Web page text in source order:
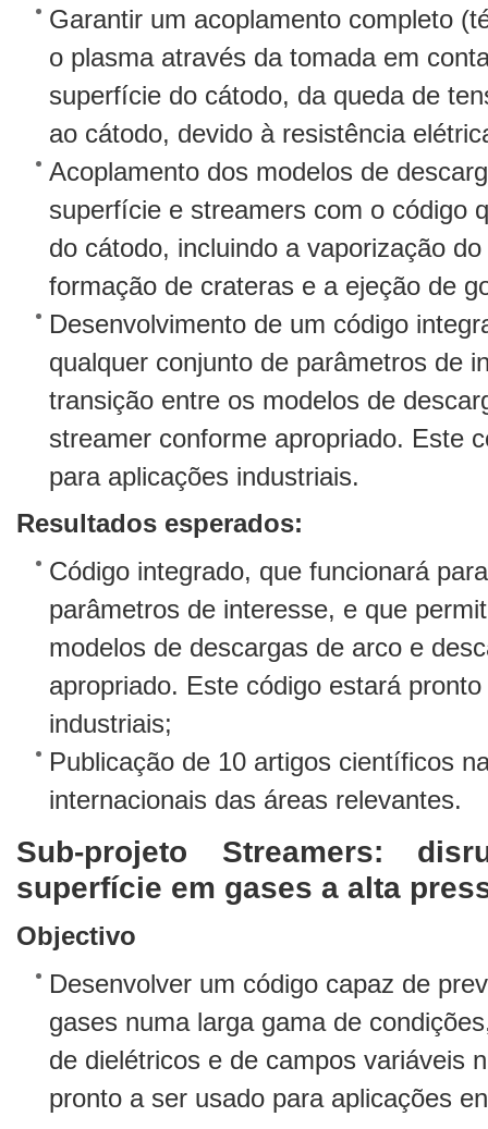
Garantir um acoplamento completo
o plasma através da tomada em
superfície do cátodo, da queda de
ao cátodo, devido à resistência
Acoplamento dos modelos de
superfície e streamers com o código
do cátodo, incluindo a vaporização
formação de crateras e a ejeção de
Desenvolvimento de um código
qualquer conjunto de parâmetros de
transição entre os modelos de
streamer conforme apropriado. Este
para aplicações industriais.
Resultados esperados:
Código integrado, que funcionará
parâmetros de interesse, e que
modelos de descargas de arco e
apropriado. Este código estará
industriais;
Publicação de 10 artigos científicos
internacionais das áreas relevantes.
Sub-projeto Streamers:
superfície em gases a alta
Objectivo
Desenvolver um código capaz de
gases numa larga gama de
de dielétricos e de campos variáveis
pronto a ser usado para aplicações